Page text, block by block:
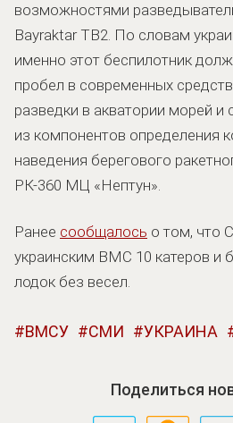
возможностями
Bayraktar TB2. По словам
именно этот беспилотник
пробел в современных
разведки в акватории морей и
из компонентов определения
наведения берегового
РК-360 МЦ «Нептун».
Ранее сообщалось о том, что
украинским ВМС 10 катеров и
лодок без весел.
ВМСУ СМИ УКРАИНА
Поделиться